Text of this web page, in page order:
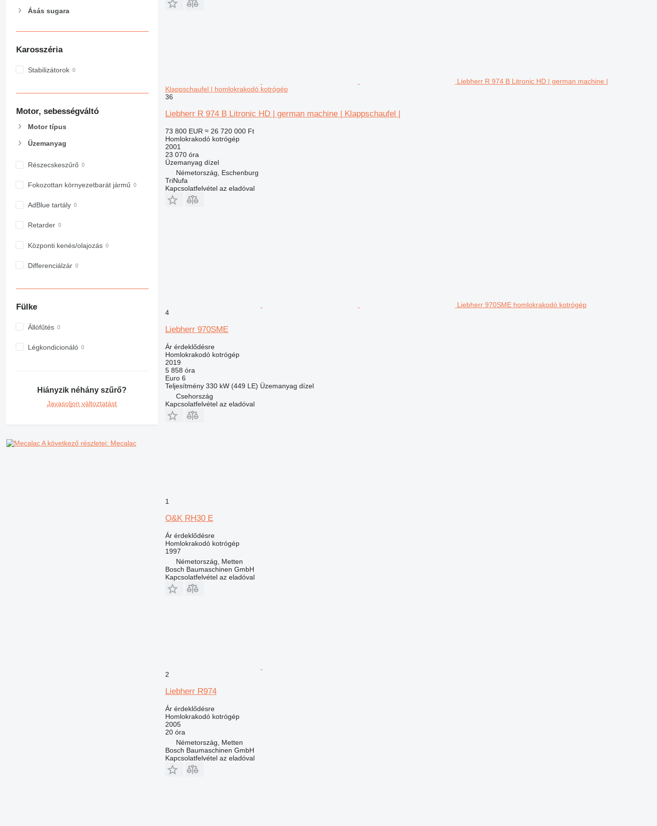
Ásás sugara
Karosszéria
Stabilizátorok
Motor, sebességváltó
Motor típus
Üzemanyag
Részecskeszűrő
Fokozottan környezetbarát jármű
AdBlue tartály
Retarder
Központi kenés/olajozás
Differenciálzár
Fülke
Állófűtés
Légkondicionáló
Hiányzik néhány szűrő?
Javasoljon változtatást
A következő részletei: Mecalac
Liebherr R 974 B Litronic HD | german machine |
Klappschaufel | homlokrakodó kotrógép
36
Liebherr R 974 B Litronic HD | german machine | Klappschaufel |
73 800 EUR ≈ 26 720 000 Ft
Homlokrakodó kotrógép
2001
23 070 óra
Üzemanyag dízel
Németország, Eschenburg
TriNufa
Kapcsolatfelvétel az eladóval
Liebherr 970SME homlokrakodó kotrógép
4
Liebherr 970SME
Ár érdeklődésre
Homlokrakodó kotrógép
2019
5 858 óra
Euro 6
Teljesítmény 330 kW (449 LE) Üzemanyag dízel
Csehország
Kapcsolatfelvétel az eladóval
1
O&K RH30 E
Ár érdeklődésre
Homlokrakodó kotrógép
1997
Németország, Metten
Bosch Baumaschinen GmbH
Kapcsolatfelvétel az eladóval
2
Liebherr R974
Ár érdeklődésre
Homlokrakodó kotrógép
2005
20 óra
Németország, Metten
Bosch Baumaschinen GmbH
Kapcsolatfelvétel az eladóval